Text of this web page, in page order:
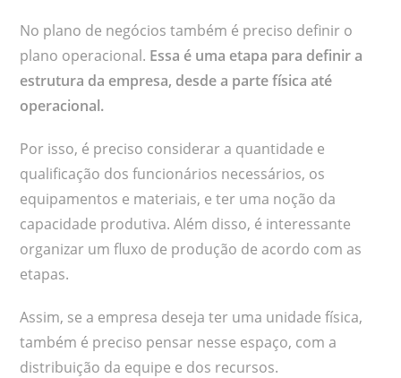
No plano de negócios também é preciso definir o
plano operacional. Essa é uma etapa para definir a
estrutura da empresa, desde a parte física até
operacional.
Por isso, é preciso considerar a quantidade e
qualificação dos funcionários necessários, os
equipamentos e materiais, e ter uma noção da
capacidade produtiva. Além disso, é interessante
organizar um fluxo de produção de acordo com as
etapas.
Assim, se a empresa deseja ter uma unidade física,
também é preciso pensar nesse espaço, com a
distribuição da equipe e dos recursos.